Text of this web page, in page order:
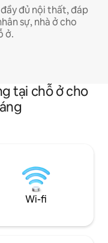
đủ nội thất, đáp
sự, nhà ở cho
ở.
tại chỗ ở cho
Wi-fi